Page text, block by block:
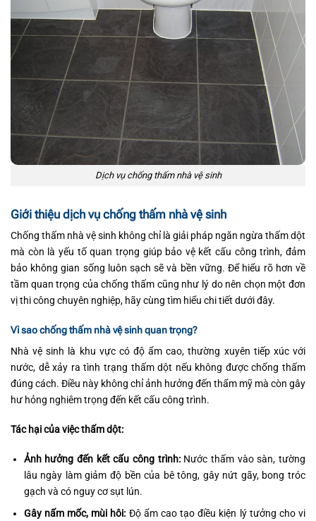
Dịch vụ chống thấm nhà vệ sinh
Giới thiệu dịch vụ chống thấm nhà vệ sinh
Chống thấm nhà vệ sinh không chỉ là giải pháp ngăn ngừa thấm dột
mà còn là yếu tố quan trọng giúp bảo vệ kết cấu công trình, đảm
bảo không gian sống luôn sạch sẽ và bền vững. Để hiểu rõ hơn về
tầm quan trọng của chống thấm cũng như lý do nên chọn một đơn
vị thi công chuyên nghiệp, hãy cùng tìm hiểu chi tiết dưới đây.
Vì sao chống thấm nhà vệ sinh quan trọng?
Nhà vệ sinh là khu vực có độ ẩm cao, thường xuyên tiếp xúc với
nước, dễ xảy ra tình trạng thấm dột nếu không được chống thấm
đúng cách. Điều này không chỉ ảnh hưởng đến thẩm mỹ mà còn gây
hư hỏng nghiêm trọng đến kết cấu công trình.
Tác hại của việc thấm dột:
Ảnh hưởng đến kết cấu công trình:Nước thấm vào sàn, tường
lâu ngày làm giảm độ bền của bê tông, gây nứt gãy, bong tróc
gạch và có nguy cơ sụt lún.
Gây nấm mốc, mùi hôi: Độ ẩm cao tạo điều kiện lý tưởng cho vi